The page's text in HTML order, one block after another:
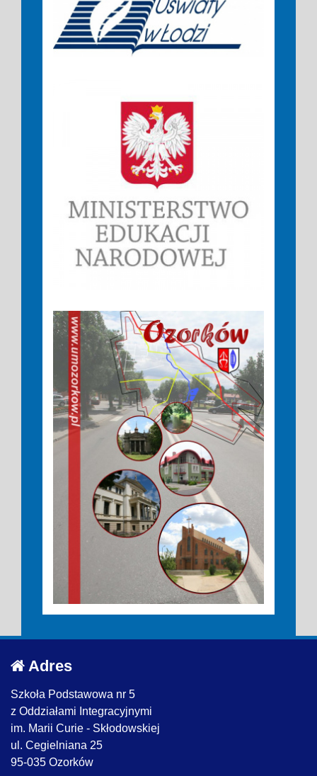
Adres
Szkoła Podstawowa nr 5
z Oddziałami Integracyjnymi
im. Marii Curie - Skłodowskiej
ul. Cegielniana 25
95-035 Ozorków